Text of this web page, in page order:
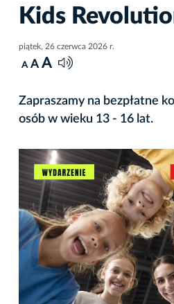
Kids
piątek, 26 czerwca 2026 r.
A A A
Zapraszamy na bezpłatne
osób w wieku 13 - 16 lat.